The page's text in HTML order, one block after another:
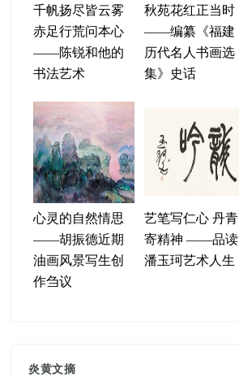
千帆扬尽皆云雾
赤足行荒问本心
——陈锐和他的
书法艺术
秋苑花红正当时
——编纂《福建
历代名人书画选
集》史话
心灵的自然情思
——胡振德近期
油画风景写生创
作刍议
艺笔写仁心 丹青
寄精神 ——品读
潘玉珂艺术人生
炎黄文摘